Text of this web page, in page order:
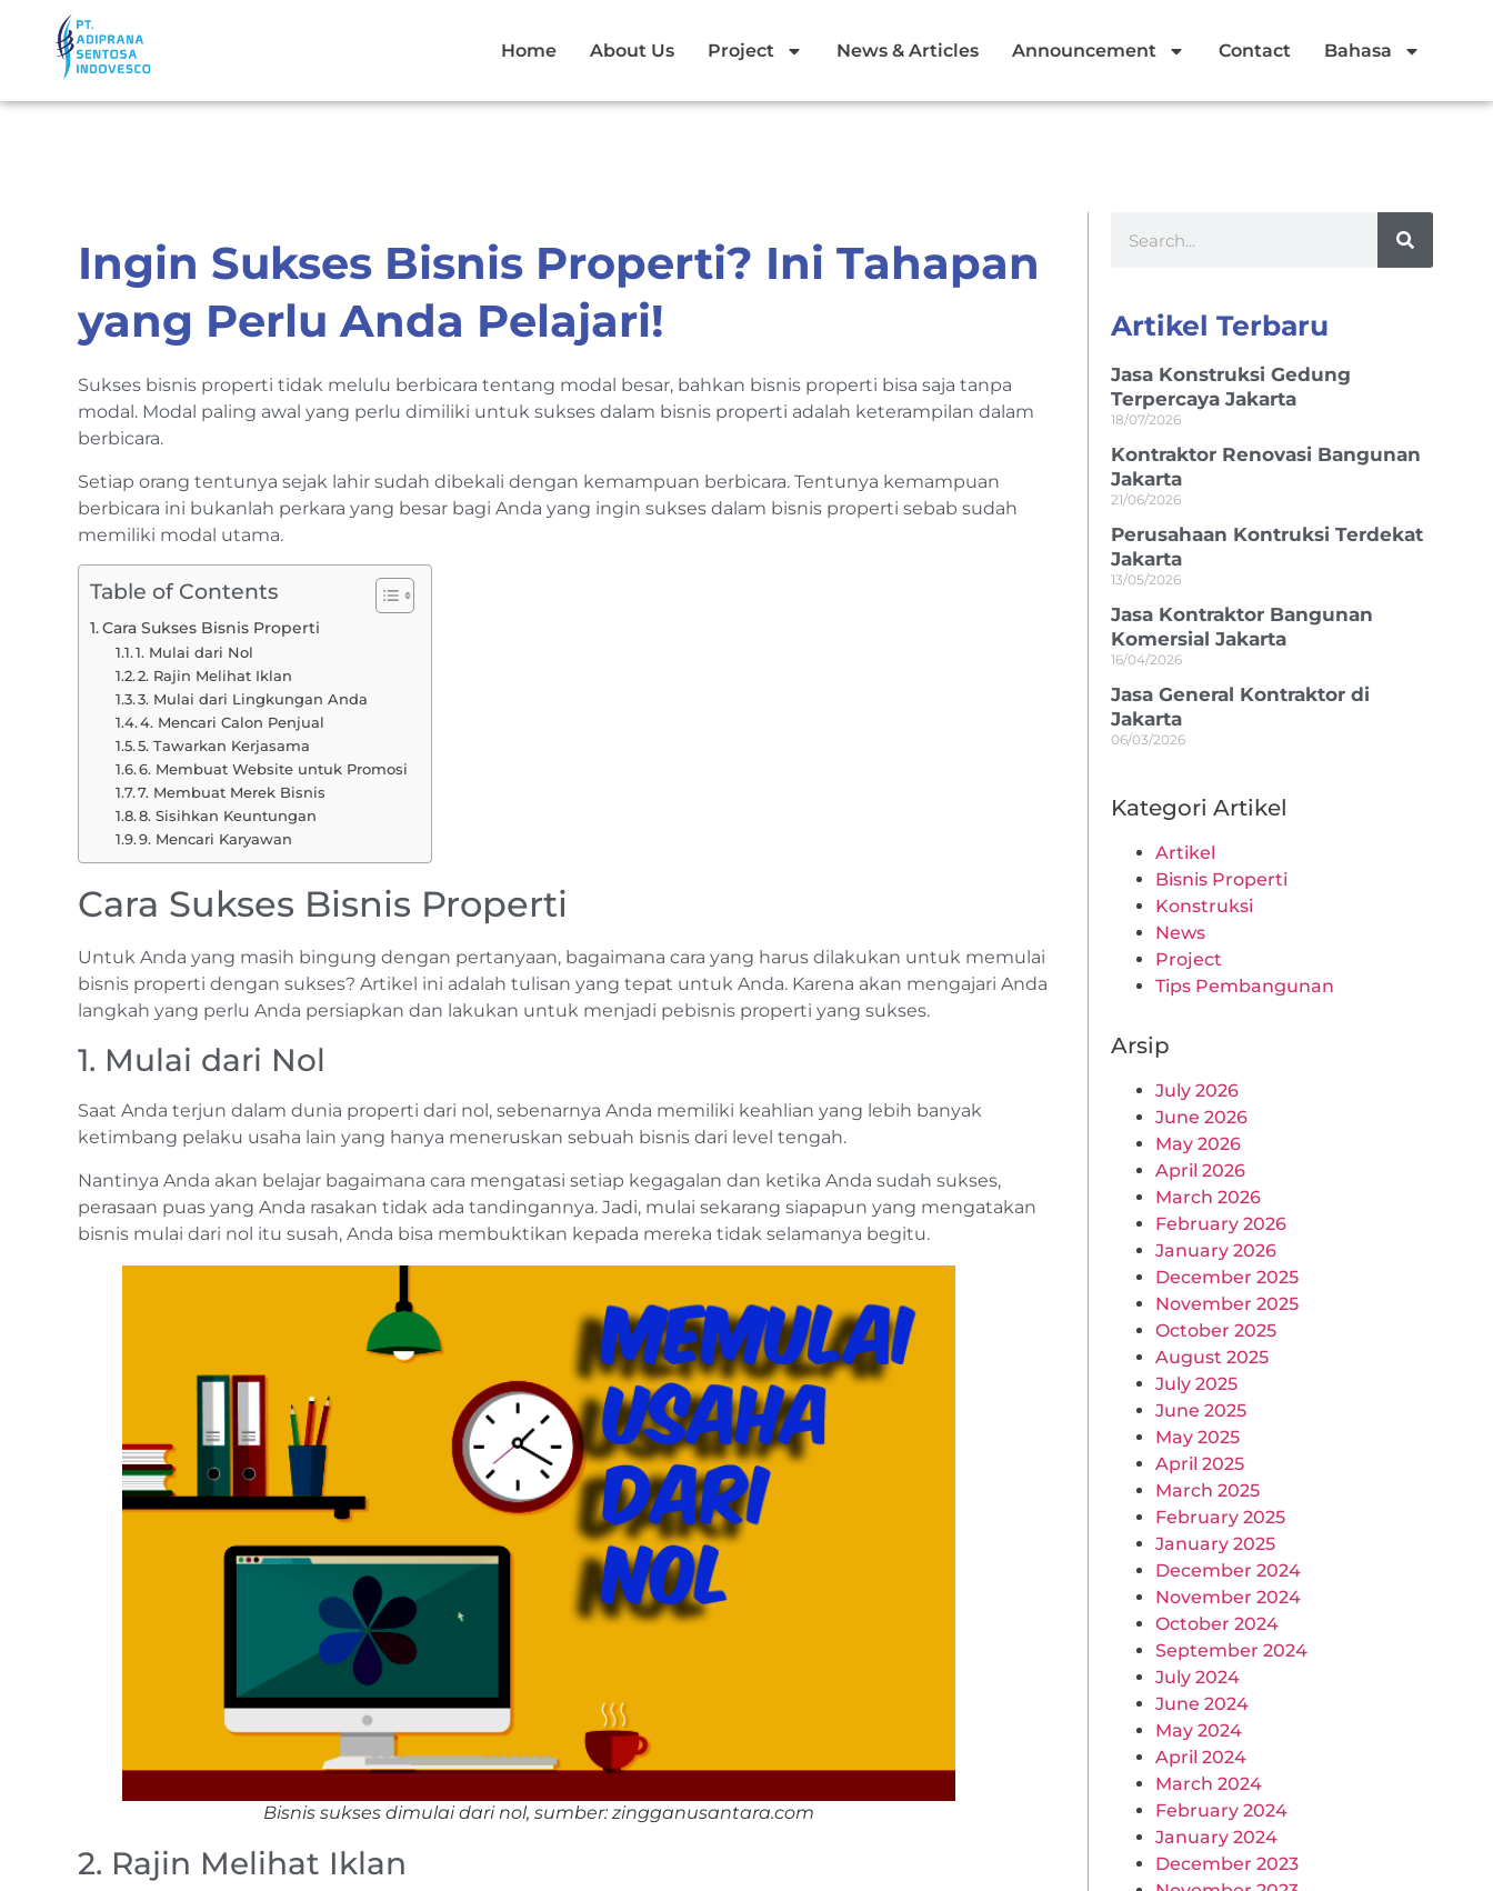
Home About Us Project News & Articles Announcement Contact Bahasa
Ingin Sukses Bisnis Properti? Ini Tahapan
yang Perlu Anda Pelajari!
Sukses bisnis properti tidak melulu berbicara tentang modal besar, bahkan bisnis properti bisa saja tanpa
modal. Modal paling awal yang perlu dimiliki untuk sukses dalam bisnis properti adalah keterampilan dalam
berbicara.
Setiap orang tentunya sejak lahir sudah dibekali dengan kemampuan berbicara. Tentunya kemampuan
berbicara ini bukanlah perkara yang besar bagi Anda yang ingin sukses dalam bisnis properti sebab sudah
memiliki modal utama.
Table of Contents
Cara Sukses Bisnis Properti
1. Mulai dari Nol
2. Rajin Melihat Iklan
3. Mulai dari Lingkungan Anda
4. Mencari Calon Penjual
5. Tawarkan Kerjasama
6. Membuat Website untuk Promosi
7. Membuat Merek Bisnis
8. Sisihkan Keuntungan
9. Mencari Karyawan
Cara Sukses Bisnis Properti
Untuk Anda yang masih bingung dengan pertanyaan, bagaimana cara yang harus dilakukan untuk memulai
bisnis properti dengan sukses? Artikel ini adalah tulisan yang tepat untuk Anda. Karena akan mengajari Anda
langkah yang perlu Anda persiapkan dan lakukan untuk menjadi pebisnis properti yang sukses.
1. Mulai dari Nol
Saat Anda terjun dalam dunia properti dari nol, sebenarnya Anda memiliki keahlian yang lebih banyak
ketimbang pelaku usaha lain yang hanya meneruskan sebuah bisnis dari level tengah.
Nantinya Anda akan belajar bagaimana cara mengatasi setiap kegagalan dan ketika Anda sudah sukses,
perasaan puas yang Anda rasakan tidak ada tandingannya. Jadi, mulai sekarang siapapun yang mengatakan
bisnis mulai dari nol itu susah, Anda bisa membuktikan kepada mereka tidak selamanya begitu.
Bisnis sukses dimulai dari nol, sumber: zingganusantara.com
2. Rajin Melihat Iklan
Artikel Terbaru
Jasa Konstruksi Gedung
Terpercaya Jakarta
18/07/2026
Kontraktor Renovasi Bangunan
Jakarta
21/06/2026
Perusahaan Kontruksi Terdekat
Jakarta
13/05/2026
Jasa Kontraktor Bangunan
Komersial Jakarta
16/04/2026
Jasa General Kontraktor di
Jakarta
06/03/2026
Kategori Artikel
Artikel
Bisnis Properti
Konstruksi
News
Project
Tips Pembangunan
Arsip
July 2026
June 2026
May 2026
April 2026
March 2026
February 2026
January 2026
December 2025
November 2025
October 2025
August 2025
July 2025
June 2025
May 2025
April 2025
March 2025
February 2025
January 2025
December 2024
November 2024
October 2024
September 2024
July 2024
June 2024
May 2024
April 2024
March 2024
February 2024
January 2024
December 2023